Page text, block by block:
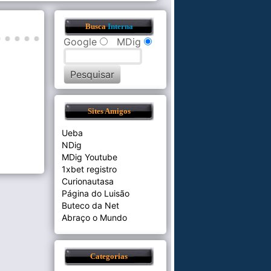
BuscaInterna
Google MDig
Sites Amigos
Ueba
NDig
MDig Youtube
1xbet registro
Curionautasa
Página do Luisão
Buteco da Net
Abraço o Mundo
Categorias